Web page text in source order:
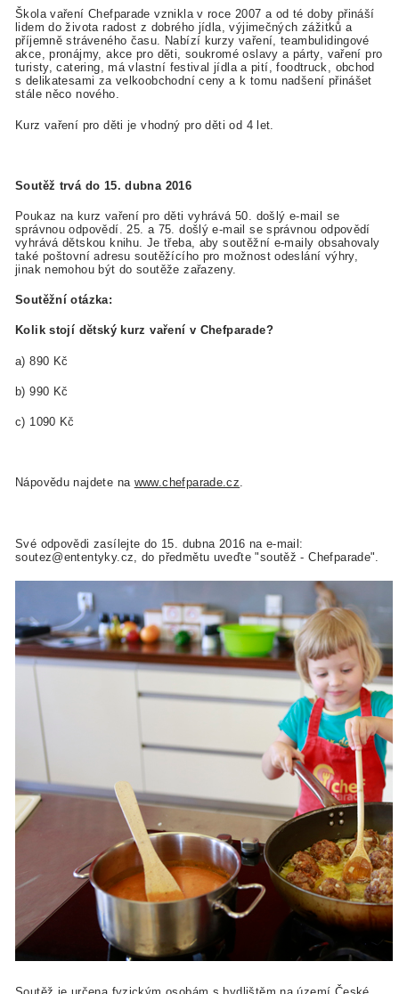
Škola vaření Chefparade vznikla v roce 2007 a od té doby přináší
lidem do života radost z dobrého jídla, výjimečných zážitků a
příjemně stráveného času. Nabízí kurzy vaření, teambulidingové
akce, pronájmy, akce pro děti, soukromé oslavy a párty, vaření pro
turisty, catering, má vlastní festival jídla a pití, foodtruck, obchod
s delikatesami za velkoobchodní ceny a k tomu nadšení přinášet
stále něco nového.
Kurz vaření pro děti je vhodný pro děti od 4 let.
Soutěž trvá do 15. dubna 2016
Poukaz na kurz vaření pro děti vyhrává 50. došlý e-mail se
správnou odpovědí. 25. a 75. došlý e-mail se správnou odpovědí
vyhrává dětskou knihu. Je třeba, aby soutěžní e-maily obsahovaly
také poštovní adresu soutěžícího pro možnost odeslání výhry,
jinak nemohou být do soutěže zařazeny.
Soutěžní otázka:
Kolik stojí dětský kurz vaření v Chefparade?
a) 890 Kč
b) 990 Kč
c) 1090 Kč
Nápovědu najdete na www.chefparade.cz.
Své odpovědi zasílejte do 15. dubna 2016 na e-mail:
soutez@ententyky.cz, do předmětu uveďte "soutěž - Chefparade".